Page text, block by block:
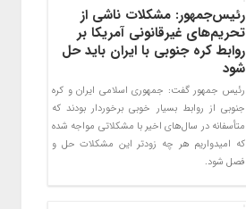
رئیس‌جمهور: مشکلات ناشی از
تحریم‌های غیرقانونی آمریکا بر
روابط کره جنوبی با ایران باید حل
شود
رئیس جمهور گفت: جمهوری اسلامی ایران و کره
جنوبی از روابط بسیار خوبی برخوردار بودند که
متأسفانه در سال‌های اخیر با مشکلاتی مواجه شده
که امیدواریم هر چه زودتر این مشکلات حل و
فصل شود.